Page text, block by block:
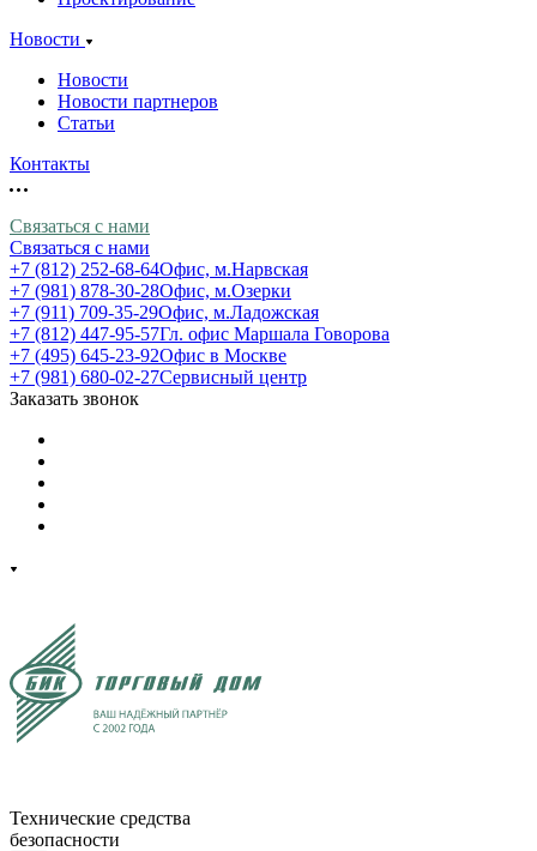
Новости
Новости
Новости партнеров
Статьи
Контакты
Связаться с нами
Связаться с нами
+7 (812) 252-68-64Офис, м.Нарвская
+7 (981) 878-30-28Офис, м.Озерки
+7 (911) 709-35-29Офис, м.Ладожская
+7 (812) 447-95-57Гл. офис Маршала Говорова
+7 (495) 645-23-92Офис в Москве
+7 (981) 680-02-27Сервисный центр
Заказать звонок
Технические средства
безопасности